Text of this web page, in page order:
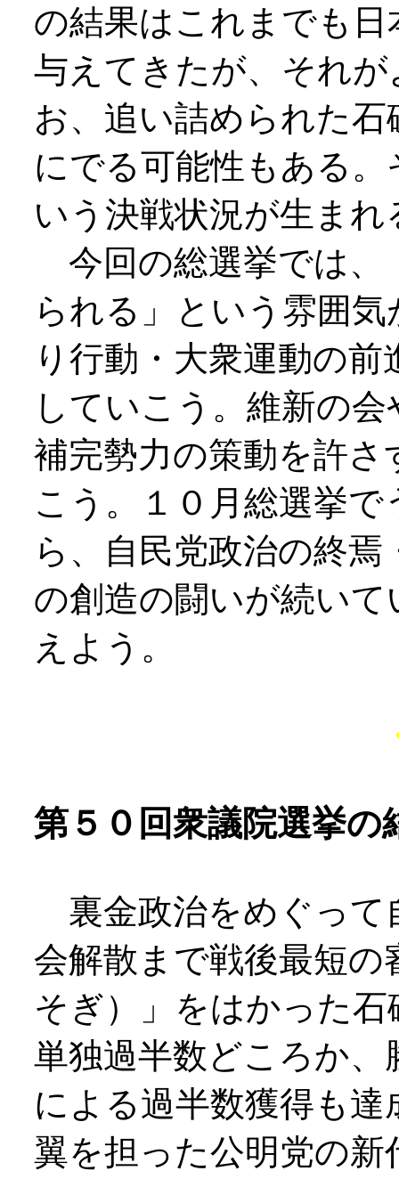
の結果はこれまでも
与えてきたが、それ
お、追い詰められた
にでる可能性もある
いう決戦状況が生ま
今回の総選挙では、
られる」という雰囲
り行動・大衆運動の
していこう。維新の
補完勢力の策動を許
こう。１０月総選挙
ら、自民党政治の終
の創造の闘いが続い
えよう。
第５０回衆議院選挙の
裏金政治をめぐって
会解散まで戦後最短
そぎ）」をはかった
単独過半数どころか
による過半数獲得も
翼を担った公明党の